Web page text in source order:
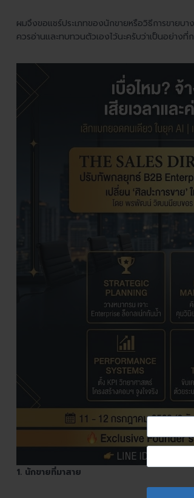
Sign
In
ชื่อ
ผู้
ใช้
อยู่
ผ่าน
ผมจึงขอแชร์ประเภทของนักขายหรือวิธีการขาย
ควรอ่านและทบทวนตัวเองไว้นะครับว่าเป็นอย่างที่
1. นักขายที่มาสาย